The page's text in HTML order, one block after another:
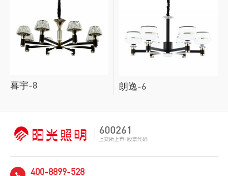
暮宇-8 朗逸-6
400-8899-528